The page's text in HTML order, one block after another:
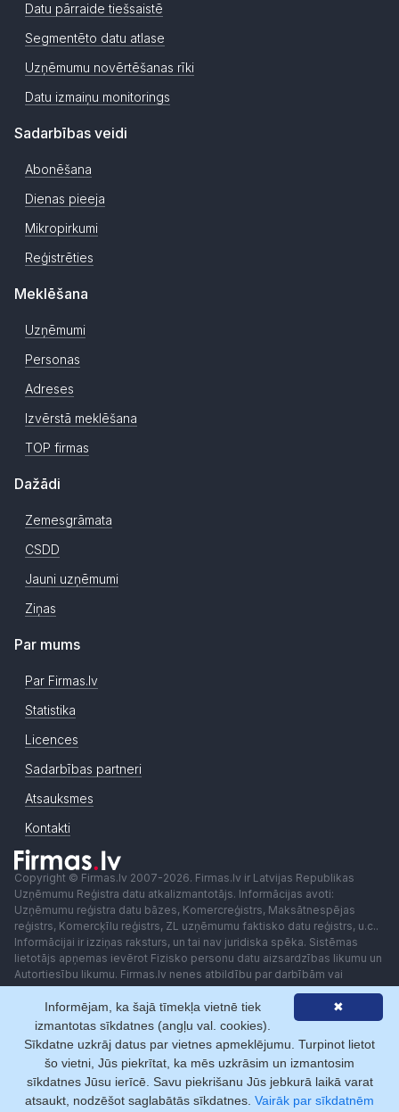
Datu pārraide tiešsaistē
Segmentēto datu atlase
Uzņēmumu novērtēšanas rīki
Datu izmaiņu monitorings
Sadarbības veidi
Abonēšana
Dienas pieeja
Mikropirkumi
Reģistrēties
Meklēšana
Uzņēmumi
Personas
Adreses
Izvērstā meklēšana
TOP firmas
Dažādi
Zemesgrāmata
CSDD
Jauni uzņēmumi
Ziņas
Par mums
Par Firmas.lv
Statistika
Licences
Sadarbības partneri
Atsauksmes
Kontakti
Copyright © Firmas.lv 2007-2026. Firmas.lv ir Latvijas Republikas
Uzņēmumu Reģistra datu atkalizmantotājs. Informācijas avoti:
Uzņēmumu reģistra datu bāzes, Komercreģistrs, Maksātnespējas
reģistrs, Komercķīlu reģistrs, ZL uzņēmumu faktisko datu reģistrs, u.c..
Informācijai ir izziņas raksturs, un tai nav juridiska spēka. Sistēmas
lietotājs apņemas ievērot Fizisko personu datu aizsardzības likumu un
Autortiesību likumu. Firmas.lv nenes atbildību par darbībām vai
lēmumiem, kas balstīti uz saņemto pakalpojumu. Lietotājam aizliegts
izmantot jebkādas automatizētas sistēmas vai iekārtas (robotus)
piekļuvei sistēmai bez rakstiskas saskaņošanas ar Firmas.lv. Galvenā
redaktore: Ingūna Pempere.
Lietošanas noteikumi
Privātuma politika Norēķini ar
✖
Informējam, ka šajā tīmekļa vietnē tiek
izmantotas sīkdatnes (angļu val. cookies).
Sīkdatne uzkrāj datus par vietnes apmeklējumu. Turpinot lietot
šo vietni, Jūs piekrītat, ka mēs uzkrāsim un izmantosim
sīkdatnes Jūsu ierīcē. Savu piekrišanu Jūs jebkurā laikā varat
atsaukt, nodzēšot saglabātās sīkdatnes. Vairāk par sīkdatnēm